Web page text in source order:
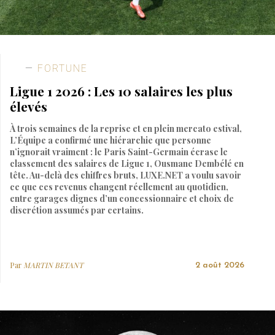
FORTUNE
Ligue 1 2026 : Les 10 salaires les plus
élevés
À trois semaines de la reprise et en plein mercato estival,
L’Équipe a confirmé une hiérarchie que personne
n’ignorait vraiment : le Paris Saint-Germain écrase le
classement des salaires de Ligue 1, Ousmane Dembélé en
tête. Au-delà des chiffres bruts, LUXE.NET a voulu savoir
ce que ces revenus changent réellement au quotidien,
entre garages dignes d’un concessionnaire et choix de
discrétion assumés par certains.
Par MARTIN BETANT 2 août 2026